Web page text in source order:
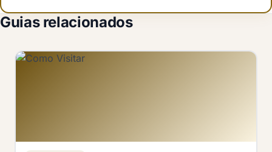
Guias relacionados